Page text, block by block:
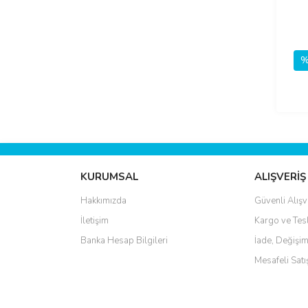
KURUMSAL
Hakkımızda
İletişim
Banka Hesap Bilgileri
ALIŞVERİŞ
Güvenli
Kargo ve
İade,
Mesafeli